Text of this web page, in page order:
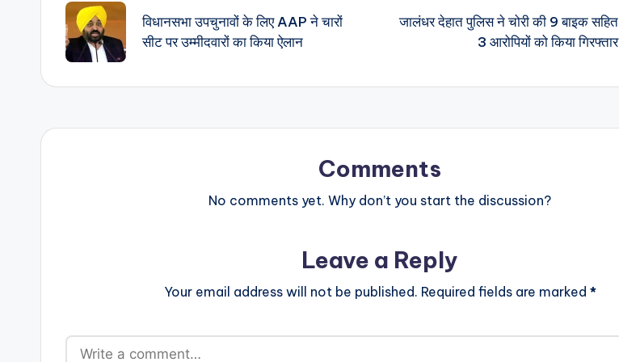
navigation
विधानसभा उपचुनावों के लिए AAP ने चारों
सीट पर उम्मीदवारों का किया ऐलान
जालंधर देहात पुलिस ने चोरी की 9 बाइक सहित
3 आरोपियों को किया गिरफ्तार
Comments
No comments yet. Why don’t you start the discussion?
Leave a Reply
Your email address will not be published. Required fields are marked *